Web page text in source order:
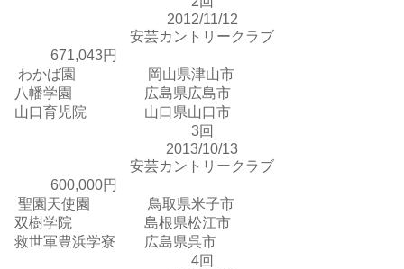
2012/11/12
安芸カントリークラブ
671,043円
わかば園 岡山県津山市
八幡学園 広島県広島市
山口育児院 山口県山口市
3回
2013/10/13
安芸カントリークラブ
600,000円
聖園天使園 鳥取県米子市
双樹学院 島根県松江市
救世軍豊浜学寮 広島県呉市
4回